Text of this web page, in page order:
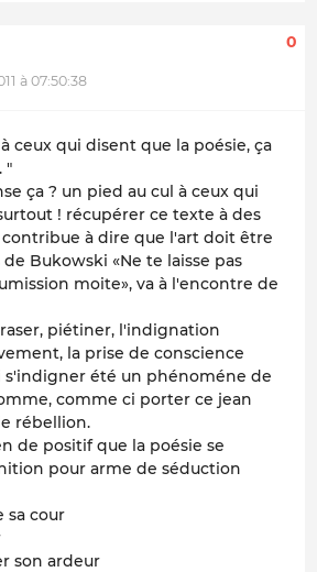
à 07:50:38
0
ceux qui disent que la poésie, ça
"
ça ? un pied au cul à ceux qui
! récupérer ce texte à des
à dire que l'art doit être
Bukowski «Ne te laisse pas
moite», va à l'encontre de
piétiner, l'indignation
la prise de conscience
s'indigner été un phénoméne de
comme ci porter ce jean
rébellion.
de positif que la poésie se
pour arme de séduction
sa cour
son ardeur